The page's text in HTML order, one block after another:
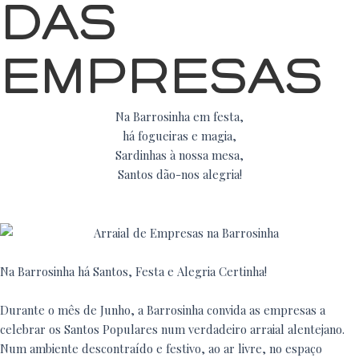
das
Empresas
Na Barrosinha em festa,
há fogueiras e magia,
Sardinhas à nossa mesa,
Santos dão-nos alegria!
Na Barrosinha há Santos, Festa e Alegria Certinha!
Durante o mês de Junho, a Barrosinha convida as empresas a
celebrar os Santos Populares num verdadeiro arraial alentejano.
Num ambiente descontraído e festivo, ao ar livre, no espaço